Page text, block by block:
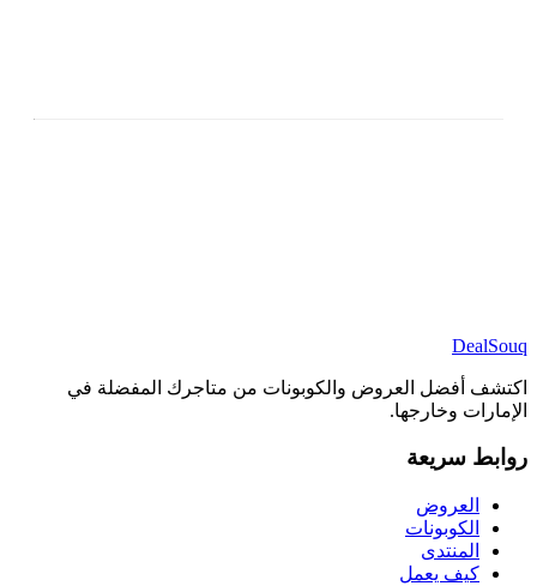
DealSouq
اكتشف أفضل العروض والكوبونات من متاجرك المفضلة في
الإمارات وخارجها.
روابط سريعة
العروض
الكوبونات
المنتدى
كيف يعمل